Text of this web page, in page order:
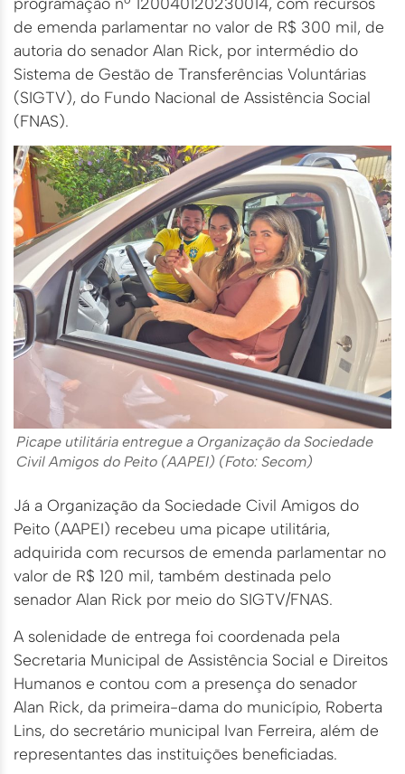
de emenda parlamentar no valor de R$ 300 mil, de
autoria do senador Alan Rick, por intermédio do
Sistema de Gestão de Transferências Voluntárias
(SIGTV), do Fundo Nacional de Assistência Social
(FNAS).
Picape utilitária entregue a Organização da Sociedade
Civil Amigos do Peito (AAPEI) (Foto: Secom)
Já a Organização da Sociedade Civil Amigos do
Peito (AAPEI) recebeu uma picape utilitária,
adquirida com recursos de emenda parlamentar no
valor de R$ 120 mil, também destinada pelo
senador Alan Rick por meio do SIGTV/FNAS.
A solenidade de entrega foi coordenada pela
Secretaria Municipal de Assistência Social e Direitos
Humanos e contou com a presença do senador
Alan Rick, da primeira-dama do município, Roberta
Lins, do secretário municipal Ivan Ferreira, além de
representantes das instituições beneficiadas.